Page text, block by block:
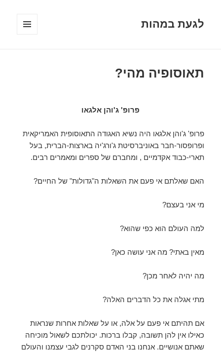
לגעת במהות
תאוסופיה מהי?
פרופ' ג'והן אלגאו
פרופ' ג'והן אלגאו היה נשיא האגודה התאוסופית האמריקאית
ופרופסור-חבר באוניברסיטת ג'ורג'יה בארצות-הברית, בעל
תארי-כבוד אקדמיים , ומחברם של ספרים ומאמרים רבים.
האם שאלתם אי פעם את השאלות ה"גדולות" של החיים?
מי אני בעצם?
למה העולם הוא כפי שהוא?
מאין באתי? מה אני עושה כאן?
מה יהיה לאחר מכן?
מתי אגלה את כל הדברים האלה?
אם תהיתם אי פעם על אלה, או על שאלות אחרות שנראות
כאילו אין להן תשובה, קבלו ברכות. יכולתכם לשאול מוכיחה
שאתם אנושיים. אנחנו בני האדם סקרנים לגבי עצמנו והעולם